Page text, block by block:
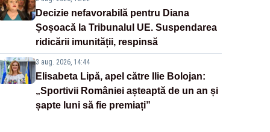
Decizie nefavorabilă pentru Diana
Șoșoacă la Tribunalul UE. Suspendarea
ridicării imunității, respinsă
3 aug. 2026, 14:44
Elisabeta Lipă, apel către Ilie Bolojan:
„Sportivii României așteaptă de un an și
șapte luni să fie premiați”